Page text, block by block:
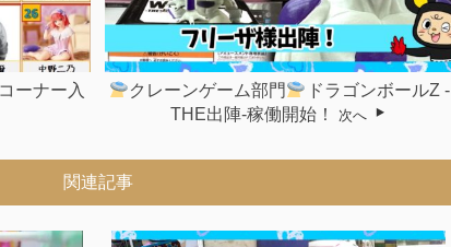
ーナー入
クレーンゲーム部門
ドラゴンボールZ -
THE出陣-稼働開始！
次へ
関連記事